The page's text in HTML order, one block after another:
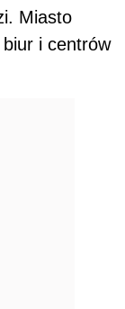
Miasto
i centrów